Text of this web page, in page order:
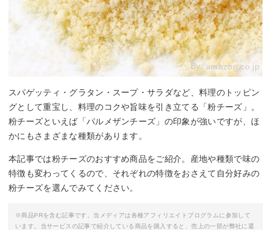
By: amazon.co.jp
スパゲッティ・グラタン・スープ・サラダなど、料理のトッピン
グとして重宝し、料理のコクや旨味を引き立てる「粉チーズ」。
粉チーズといえば「パルメザンチーズ」の印象が強いですが、ほ
かにもさまざまな種類があります。
本記事では粉チーズのおすすめ商品をご紹介。産地や種類で味の
特徴も変わってくるので、それぞれの特徴をおさえて自分好みの
粉チーズを選んでみてください。
※商品PRを含む記事です。当メディアは各種アフィリエイトプログラムに参加して
います。当サービスの記事で紹介している商品を購入すると、売上の一部が弊社に還